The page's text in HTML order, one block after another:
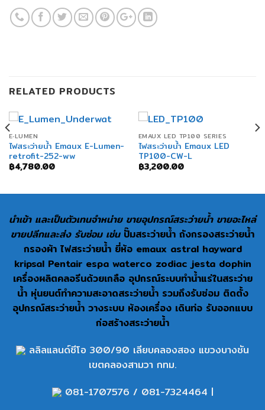
RELATED PRODUCTS
E‐LUMEN
ไฟสระว่ายน้ำ Emaux E-Lumen-
retrofit-252-ww
฿4,780.00
EMAUX LED TP100 SERIES
ไฟสระว่ายน้ำ Emaux LED
TP100-CW-L
฿3,200.00
นำเข้า และเป็นตัวเทนจำหน่าย ขายอุปกรณ์สระว่ายน้ำ ขายอะไหล่
ขายปลีกและส่ง รับซ่อม เช่น ปั๊มสระว่ายน้ำ ถังกรองสระว่ายน้ำ
กรองผ้า ไฟสระว่ายน้ำ ยี่ห้อ emaux astral hayward
kripsal Pentair espa waterco zodiac jesta dophin
เครื่องผลิตคลอรีนด้วยเกลือ อุปกรณ์ระบบทำน้ำแร่ในสระว่าย
น้ำ หุ่นยนต์ทำความสะอาดสระว่ายน้ำ รวมถึงรับซ่อม ติดตั้ง
อุปกรณ์สระว่ายน้ำ วางระบบ ห้องเครื่อง เดินท่อ รับออกแบบ
ก่อสร้างสระว่ายน้ำ
ลลิลแลนด์ซีโอ 300/90 เลียบคลองสอง แขวงบางชัน
เขตคลองสามวา กทม.
081-1707576 / 081-7324464 |